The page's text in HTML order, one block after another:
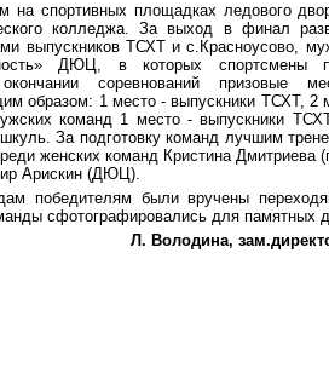
на спортивных площадках ледового
колледжа. За выход в финал
выпускников ТСХТ и с.Красноусово,
ДЮЦ, в которых спортсмены
соревнований призовые
образом: 1 место - выпускники ТСХТ, 2
команд 1 место - выпускники
За подготовку команд лучшим
женских команд Кристина Дмитриева
Арискин (ДЮЦ).
победителям были вручены
сфотографировались для памятных
Л. Володина,